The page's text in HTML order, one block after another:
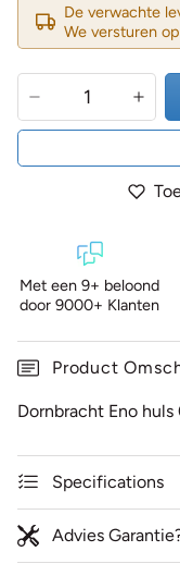
De verwachte
We versturen
Met een 9+ beloond
door 9000+ Klanten
Product
Dornbracht Eno
Specifications
Advies